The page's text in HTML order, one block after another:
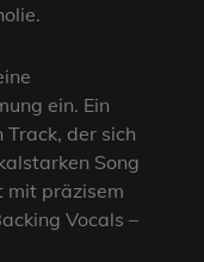
ein. Ein
Track, der sich
Song
mit präzisem
Vocals –